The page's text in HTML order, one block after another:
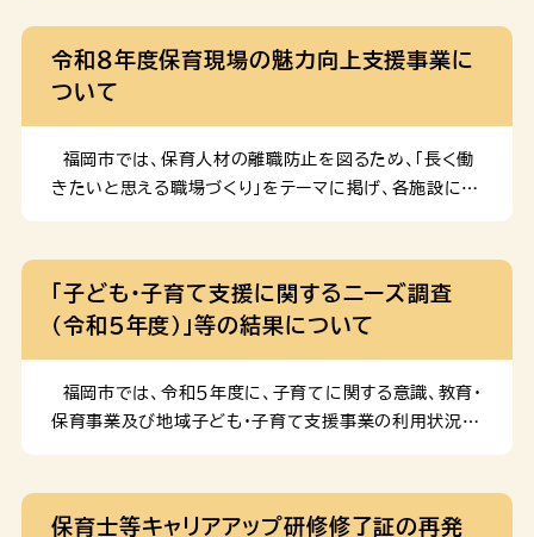
業の従事者などで構成されています。第６次福岡市子ど
も総合計画の策定について、福岡市から諮問を受け、分
野別に専門的な知見等を持つ委員で構成する４ […]
え等不要ですので、そのまま医療機関を受診してくださ
い。 ２．妊婦健診の一環として受検する子宮頸がん検診
子宮頸がん検診用助成券をお持ちでない場合、各妊婦
健診実施医療機関に助成券を配置しておりますので、そ
のまま医療機関を受診してください。 対象者 福岡市に
合でも、助成対象以外の検査費用など、別途医療機関に
お支払いが必要な場合があります。※多胎妊婦の方に
令和８年度保育現場の魅力向上支援事業に
ついて
福岡市では、保育人材の離職防止を図るため、「長く働
きたいと思える職場づくり」をテーマに掲げ、各施設にお
参照ください。 １ 事業概要 ＊訪問研修型 公募
で募集した市内保育施設（３施設）を社会保険労務士が
年７回程度訪問し、「働き方改革」 の取組みを支援しま
す。 ＊研修支援型 公募した市内保育施設（20施
設程度）に対して年４回「業務改善」をテーマに集合研修
型 ３施設 ＊研修支援型 20施設程度（参加
「子ども・子育て支援に関するニーズ調査
（令和５年度）」等の結果について
福岡市では、令和５年度に、子育てに関する意識、教育・
保育事業及び地域子ども・子育て支援事業の利用状況や
保育士等キャリアアップ研修修了証の再発